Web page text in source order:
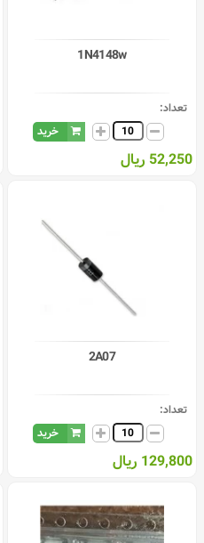
1N4148w
تعداد:
خرید
52,250 ریال
2A07
تعداد:
خرید
129,800 ریال